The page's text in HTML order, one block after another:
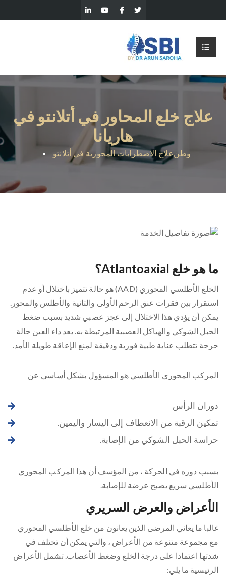
علاج خلع المحاور في أتلانتو في
هاريانا
وطنعلاج الاضطرابات المحورية في أتلانتو
ما هو خلع Atlantoaxial؟
الخلع الأطلسي المحوري (AAD) هو حالة تتميز باختلال أو عدم
استقرار بين فقرات عنق الرحم الأولى والثانية والأطلس والمحور.
يمكن أن يؤدي هذا الاختلال إلى عجز عصبي شديد بسبب ضغط
الحبل الشوكي والهياكل العصبية المرتبطة به. يعد داء العين حالة
حرجة تتطلب عناية طبية فورية ودقيقة لمنع الإعاقة طويلة الأمد.
المركب المحوري الأطلسي هو المسؤول بشكل أساسي عن
دوران الرأس
تمكين الرقبة من الانعطاف إلى اليسار واليمين.
حراسة الحبل الشوكي من الإصابة.
بسبب دوره في الحركة ، من المؤسف أن هذا المركب المحوري
الأطلسي سريع يصبح عرضة للإصابة.
الأعراض والعرض السريري
غالبا ما يعاني المرضى الذين يعانون من خلع الأطلسي المحوري
مع مجموعة متنوعة من الأعراض ، والتي يمكن أن تختلف في
شدتها اعتمادا على درجة الخلع وضغط الأعصاب. تشمل الأعراض
الرئيسية ما يلي: